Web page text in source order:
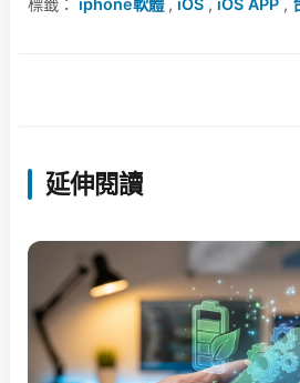
標籤： iphone軟體, iOS , iOS APP ,
延伸閱讀